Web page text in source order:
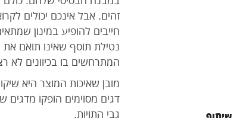
זהים. אבל אינכם יכולים
חייבים להופיע במינון
נטילת תוסף שאינו תואם את
המתרחשים בו בכיוונים לא
מובן שאיכות המוצר היא
גבי התויות.